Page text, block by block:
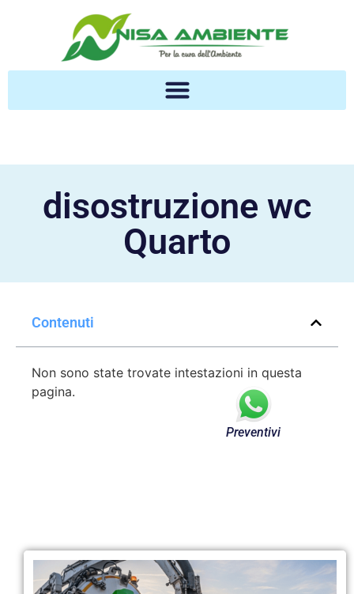
disostruzione wc
Quarto
Contenuti
Non sono state trovate intestazioni in questa
pagina.
Preventivi